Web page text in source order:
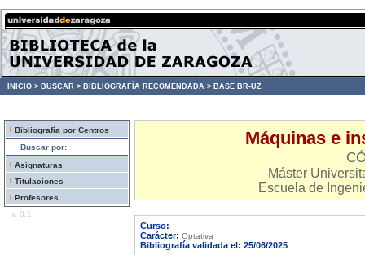
INICIO > BUSCAR > BIBLIOGRAFÍA RECOMENDADA > BASE BR-UZ
Bibliografía por Centros
Buscar por:
Asignaturas
Titulaciones
Profesores
v. 0.1
Máquinas e
Máster
Escuela de
Curso:
Carácter: Optativa
Bibliografía validada el: 25/06/2025